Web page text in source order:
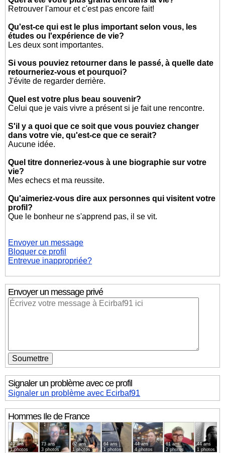
Retrouver l'amour et c'est pas encore fait!
Qu'est-ce qui est le plus important selon vous, les
études ou l'expérience de vie?
Les deux sont importantes.
Si vous pouviez retourner dans le passé, à quelle date
retourneriez-vous et pourquoi?
J'évite de regarder derrière.
Quel est votre plus beau souvenir?
Celui que je vais vivre a présent si je fait une rencontre.
S'il y a quoi que ce soit que vous pouviez changer
dans votre vie, qu'est-ce que ce serait?
Aucune idée.
Quel titre donneriez-vous à une biographie sur votre
vie?
Mes echecs et ma reussite.
Qu'aimeriez-vous dire aux personnes qui visitent votre
profil?
Que le bonheur ne s'apprend pas, il se vit.
Envoyer un message
Bloquer ce profil
Entrevue inappropriée?
Envoyer un message privé
Signaler un problème avec ce profil
Signaler un problème avec Ecirbaf91
HommesIle de France
49 ans
1 photos
73 ans
3 photos
62 ans
1 photos
64 ans
1 photos
44 ans
4 photos
61 ans
2 photos
44 ans
1 photos